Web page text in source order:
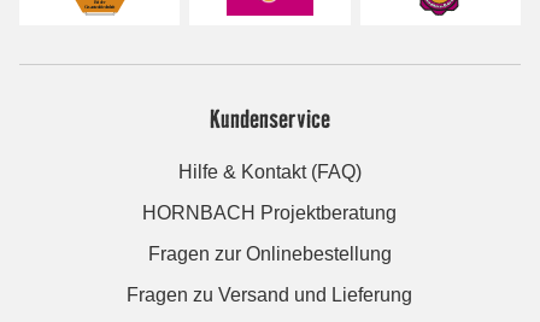
Kundenservice
Hilfe & Kontakt (FAQ)
HORNBACH Projektberatung
Fragen zur Onlinebestellung
Fragen zu Versand und Lieferung